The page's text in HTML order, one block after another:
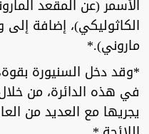
الأسمر (عن المقعد
الكاثوليكي)، إضافة
ماروني).*
*وقد دخل السنيورة
في هذه الدائرة، من
يجريها مع العديد من